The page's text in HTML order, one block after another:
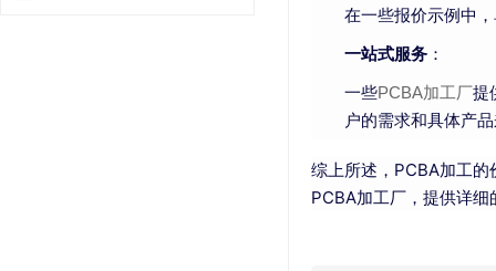
在一些报价示例中
一站式服务 ：
一些PCBA加工厂提
户的需求和具体产
综上所述，PCBA加工
PCBA加工厂，提供详